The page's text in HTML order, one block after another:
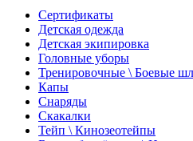
Сертификаты
Детская одежда
Детская экипировка
Головные уборы
Тренировочные \ Боевые
Капы
Снаряды
Скакалки
Тейп \ Кинозеотейпы